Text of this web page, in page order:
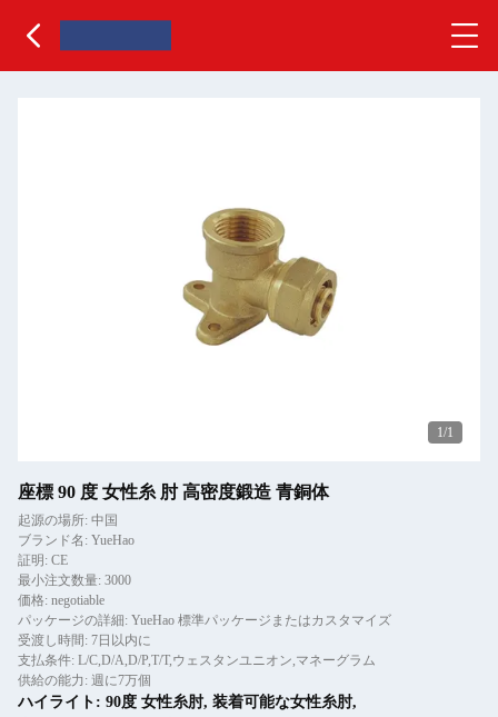
1/1
座標 90 度 女性糸 肘 高密度鍛造 青銅体
起源の場所: 中国
ブランド名: YueHao
証明: CE
最小注文数量: 3000
価格: negotiable
パッケージの詳細: YueHao 標準パッケージまたはカスタマイズ
受渡し時間: 7日以内に
支払条件: L/C,D/A,D/P,T/T,ウェスタンユニオン,マネーグラム
供給の能力: 週に7万個
ハイライト: 90度 女性糸肘, 装着可能な女性糸肘,